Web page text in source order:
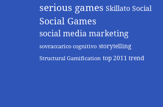
serious games Skillato Social
Social Games
social media marketing
sovraccarico cognitivo storytelling
Structural Gamification top 2011 trend